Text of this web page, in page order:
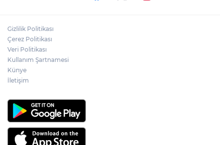
Netanyahu, Hamas’ın
silahsızlandırılmasına yönelik 15
Gizlilik Politikası
Çerez Politikası
Veri Politikası
Kullanım Şartnamesi
Künye
İletişim